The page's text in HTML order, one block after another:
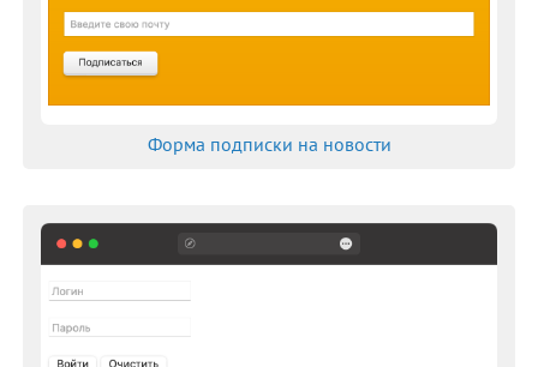
Форма подписки на новости